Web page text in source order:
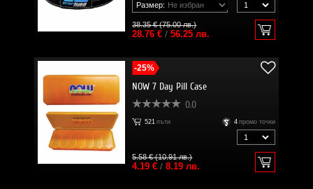
Размер:
38.35 € (75.00 лв.)
28.76 €/ 56.25 лв.
-25%
NOW 7 Day Pill Case
0.0
521 пъти 4 промо точки
5.58 € (10.91 лв.)
4.19 €/ 8.19 лв.